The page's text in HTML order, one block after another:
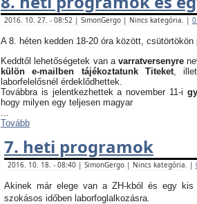
2016. 10. 27. - 08:52 | SimonGergo | Nincs kategória. |
A 8. héten kedden 18-20 óra között,
Keddtől lehetőségetek van a varratversenyre
külön e-mailben tájékoztatunk Titeket,
laborfelelősnél érdeklődhettek.
Továbbra is jelentkezhettek a november 11-i
hogy milyen egy teljesen magyar
...
Tovább
7. heti programok
2016. 10. 18. - 08:40 | SimonGergo | Nincs kategória. |
Akinek már elege van a ZH-kból és egy
szokásos időben laborfoglalkozásra.